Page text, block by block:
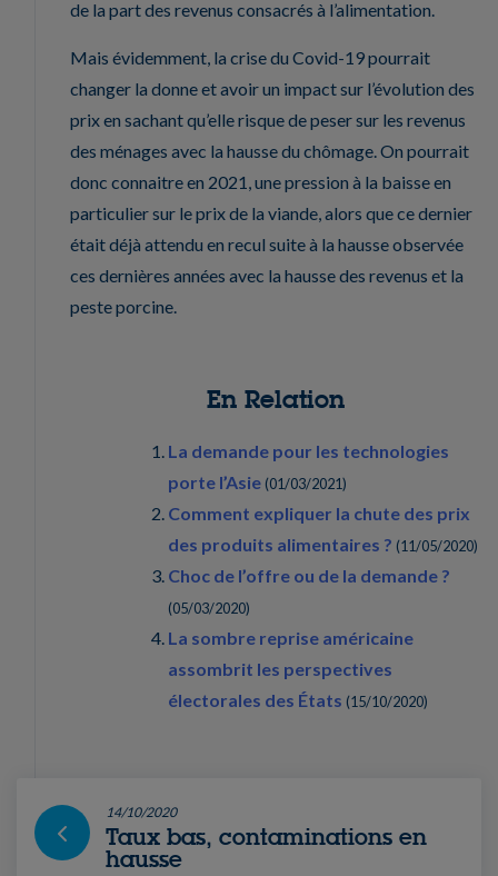
de la part des revenus consacrés à l’alimentation.
Mais évidemment, la crise du Covid-19 pourrait
changer la donne et avoir un impact sur l’évolution des
prix en sachant qu’elle risque de peser sur les revenus
des ménages avec la hausse du chômage. On pourrait
donc connaitre en 2021, une pression à la baisse en
particulier sur le prix de la viande, alors que ce dernier
était déjà attendu en recul suite à la hausse observée
ces dernières années avec la hausse des revenus et la
peste porcine.
En Relation
La demande pour les technologies
porte l’Asie (01/03/2021)
Comment expliquer la chute des prix
des produits alimentaires ? (11/05/2020)
Choc de l’offre ou de la demande ?
(05/03/2020)
La sombre reprise américaine
assombrit les perspectives
électorales des États (15/10/2020)
14/10/2020
Taux bas, contaminations en
hausse